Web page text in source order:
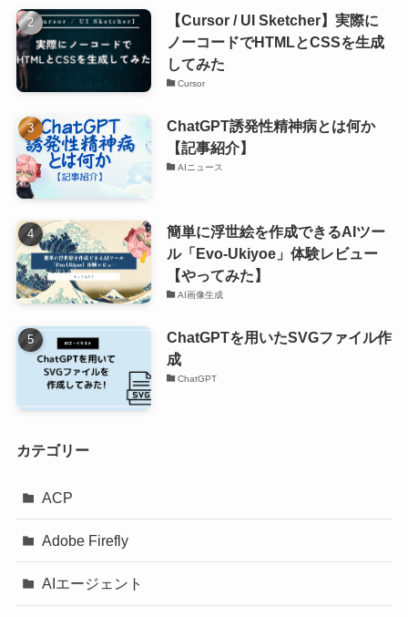
【Cursor / UI Sketcher】実際に
ノーコードでHTMLとCSSを生成
してみた
Cursor
ChatGPT誘発性精神病とは何か
【記事紹介】
AIニュース
簡単に浮世絵を作成できるAIツー
ル「Evo-Ukiyoe」体験レビュー
【やってみた】
AI画像生成
ChatGPTを用いたSVGファイル作
成
ChatGPT
カテゴリー
ACP
Adobe Firefly
AIエージェント